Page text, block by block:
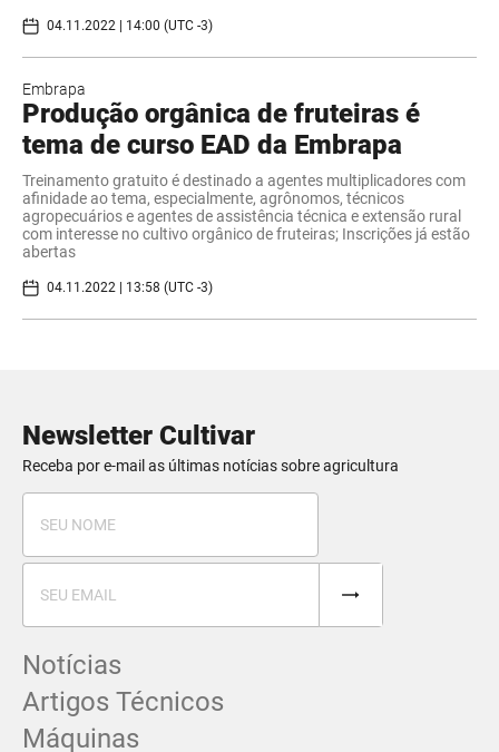
04.11.2022 | 14:00 (UTC -3)
Embrapa
Produção orgânica de fruteiras é
tema de curso EAD da Embrapa
Treinamento gratuito é destinado a agentes multiplicadores com
afinidade ao tema, especialmente, agrônomos, técnicos
agropecuários e agentes de assistência técnica e extensão rural
com interesse no cultivo orgânico de fruteiras; Inscrições já estão
abertas
04.11.2022 | 13:58 (UTC -3)
Newsletter Cultivar
Receba por e-mail as últimas notícias sobre agricultura
Notícias
Artigos Técnicos
Máquinas